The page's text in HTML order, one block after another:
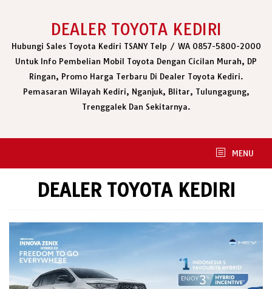
DEALER TOYOTA KEDIRI
Hubungi Sales Toyota Kediri TSANY Telp / WA 0857-5800-2000
Untuk Info Pembelian Mobil Toyota Dengan Cicilan Murah, DP
Ringan, Promo Harga Terbaru Di Dealer Toyota Kediri.
Pemasaran Wilayah Kediri, Nganjuk, Blitar, Tulungagung,
Trenggalek Dan Sekitarnya.
MENU
DEALER TOYOTA KEDIRI